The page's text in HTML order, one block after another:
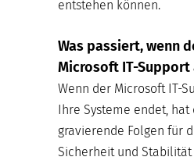
entstehen können.
Was passiert, wenn
Microsoft IT-Support
Wenn der Microsoft IT-
Ihre Systeme endet, hat
gravierende Folgen für
Sicherheit und